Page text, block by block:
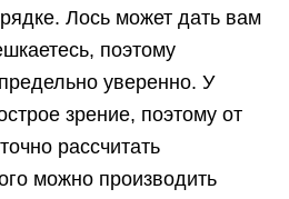
Лось может дать вам
поэтому
уверенно. У
зрение, поэтому от
рассчитать
можно производить